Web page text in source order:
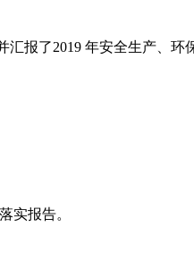
报了2019 年安全生产、环
实报告。